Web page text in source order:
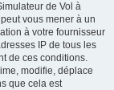
de Vol à
vous mener à un
à votre fournisseur
IP de tous les
de ces conditions.
modifie, déplace
que cela est